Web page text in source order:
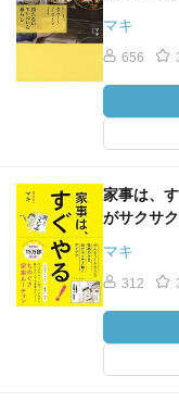
マキ
656
家事は、
がサクサ
マキ
312